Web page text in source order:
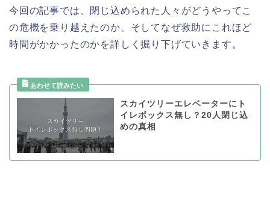
今回の記事では、閉じ込められた人々がどうやってこ
の危機を乗り越えたのか、そしてなぜ救助にこれほど
時間がかかったのかを詳しく掘り下げていきます。
スカイツリーエレベーターにト
イレボックス無し？20人閉じ込
めの真相